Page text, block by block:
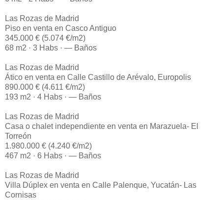
Las Rozas de Madrid
Piso en venta en Casco Antiguo
345.000 € (5.074 €/m2)
68 m2 · 3 Habs · — Baños
Las Rozas de Madrid
Ático en venta en Calle Castillo de Arévalo, Europolis
890.000 € (4.611 €/m2)
193 m2 · 4 Habs · — Baños
Las Rozas de Madrid
Casa o chalet independiente en venta en Marazuela- El
Torreón
1.980.000 € (4.240 €/m2)
467 m2 · 6 Habs · — Baños
Las Rozas de Madrid
Villa Dúplex en venta en Calle Palenque, Yucatán- Las
Cornisas